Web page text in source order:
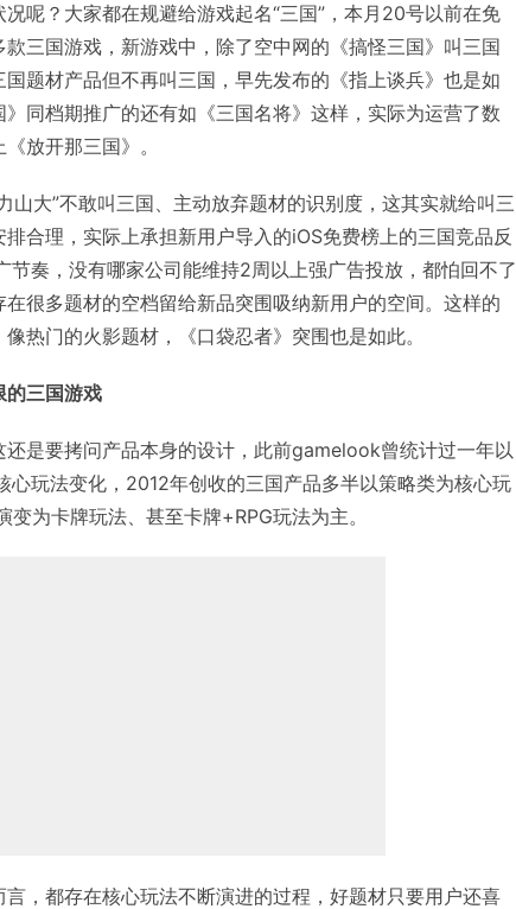
呢？大家都在规避给游戏起名“三国”，本月20号以前在免
三国游戏，新游戏中，除了空中网的《搞怪三国》叫三国
题材产品但不再叫三国，早先发布的《指上谈兵》也是如
同档期推广的还有如《三国名将》这样，实际为运营了数
放开那三国》。
山大”不敢叫三国、主动放弃题材的识别度，这其实就给叫三
合理，实际上承担新用户导入的iOS免费榜上的三国竞品反
奏，没有哪家公司能维持2周以上强广告投放，都怕回不了
很多题材的空档留给新品突围吸纳新用户的空间。这样的
热门的火影题材，《口袋忍者》突围也是如此。
的三国游戏
是要拷问产品本身的设计，此前gamelook曾统计过一年以
心玩法变化，2012年创收的三国产品多半以策略类为核心玩
为卡牌玩法、甚至卡牌+RPG玩法为主。
，都存在核心玩法不断演进的过程，好题材只要用户还喜